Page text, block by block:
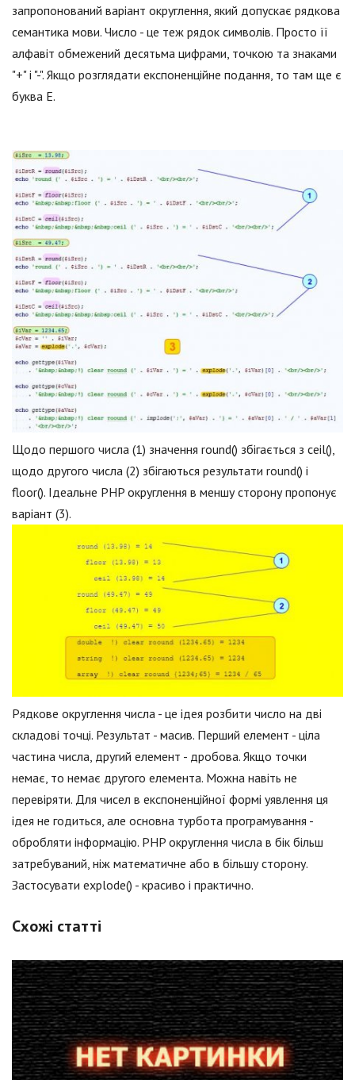
запропонований варіант округлення, який допускає рядкова
семантика мови. Число - це теж рядок символів. Просто її
алфавіт обмежений десятьма цифрами, точкою та знаками
"+" і "-". Якщо розглядати експоненційне подання, то там ще є
буква E.
Щодо першого числа (1) значення round() збігається з ceil(),
щодо другого числа (2) збігаються результати round() і
floor(). Ідеальне PHP округлення в меншу сторону пропонує
варіант (3).
Рядкове округлення числа - це ідея розбити число на дві
складові точці. Результат - масив. Перший елемент - ціла
частина числа, другий елемент - дробова. Якщо точки
немає, то немає другого елемента. Можна навіть не
перевіряти. Для чисел в експоненційної формі уявлення ця
ідея не годиться, але основна турбота програмування -
обробляти інформацію. PHP округлення числа в бік більш
затребуваний, ніж математичне або в більшу сторону.
Застосувати explode() - красиво і практично.
Схожі статті